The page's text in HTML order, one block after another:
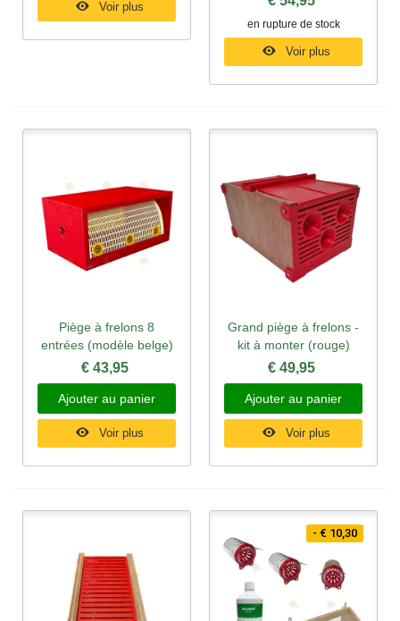
Voir plus
en rupture de stock
Voir plus
Piège à frelons 8
entrées (modèle belge)
€ 43,95
Ajouter au panier
Voir plus
Grand piège à frelons -
kit à monter (rouge)
€ 49,95
Ajouter au panier
Voir plus
- € 10,30